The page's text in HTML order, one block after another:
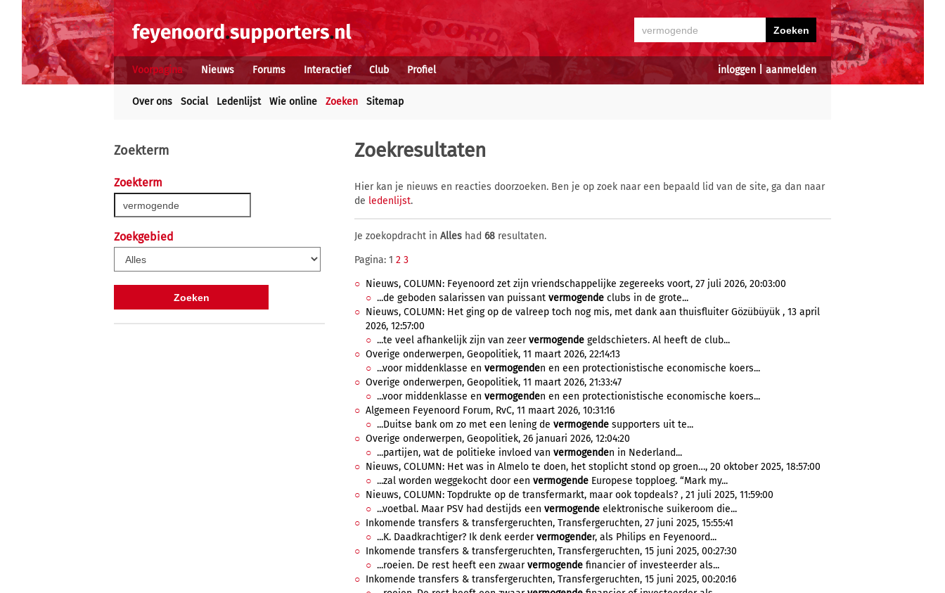
inloggen aanmelden
Voorpagina Nieuws Forums Interactief Club Profiel
Over ons Social Ledenlijst Wie online Zoeken Sitemap
Zoekterm
Zoekterm
Zoekgebied
Zoekresultaten
Hier kan je nieuws en reacties doorzoeken. Ben je op zoek naar een bepaald lid van de site, ga dan naar
de ledenlijst.
Je zoekopdracht in Alles had 68 resultaten.
Pagina: 1 2 3
Nieuws, COLUMN: Feyenoord zet zijn vriendschappelijke zegereeks voort, 27 juli 2026, 20:03:00
...de geboden salarissen van puissant vermogende clubs in de grote...
Nieuws, COLUMN: Het ging op de valreep toch nog mis, met dank aan thuisfluiter Gözübüyük , 13 april
2026, 12:57:00
...te veel afhankelijk zijn van zeervermogende geldschieters. Al heeft de club...
Overige onderwerpen, Geopolitiek, 11 maart 2026, 22:14:13
...voor middenklasse en vermogenden en een protectionistische economische koers...
Overige onderwerpen, Geopolitiek, 11 maart 2026, 21:33:47
...voor middenklasse en vermogenden en een protectionistische economische koers...
Algemeen Feyenoord Forum, RvC, 11 maart 2026, 10:31:16
...Duitse bank om zo met een lening de vermogende supporters uit te...
Overige onderwerpen, Geopolitiek, 26 januari 2026, 12:04:20
...partijen, wat de politieke invloed van vermogenden in Nederland...
Nieuws, COLUMN: Het was in Almelo te doen, het stoplicht stond op groen…, 20 oktober 2025, 18:57:00
...zal worden weggekocht door een vermogende Europese topploeg. “Mark my...
Nieuws, COLUMN: Topdrukte op de transfermarkt, maar ook topdeals? , 21 juli 2025, 11:59:00
...voetbal. Maar PSV had destijds een vermogende elektronische suikeroom die...
Inkomende transfers & transfergeruchten, Transfergeruchten, 27 juni 2025, 15:55:41
...K. Daadkrachtiger? Ik denk eerdervermogender, als Philips en Feyenoord...
Inkomende transfers & transfergeruchten, Transfergeruchten, 15 juni 2025, 00:27:30
...roeien. De rest heeft een zwaarvermogende financier of investeerder als...
Inkomende transfers & transfergeruchten, Transfergeruchten, 15 juni 2025, 00:20:16